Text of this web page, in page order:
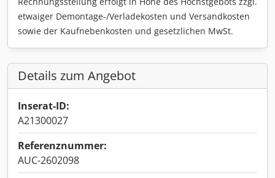
etwaiger Demontage-/Verladekosten und Versandkosten
sowie der Kaufnebenkosten und gesetzlichen MwSt.
Details zum Angebot
Inserat-ID:
A21300027
Referenznummer:
AUC-2602098